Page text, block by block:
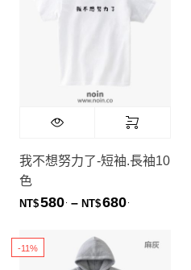
我不想努力了-短袖.長袖10
色
NT$580 – NT$680價格範圍
-11%